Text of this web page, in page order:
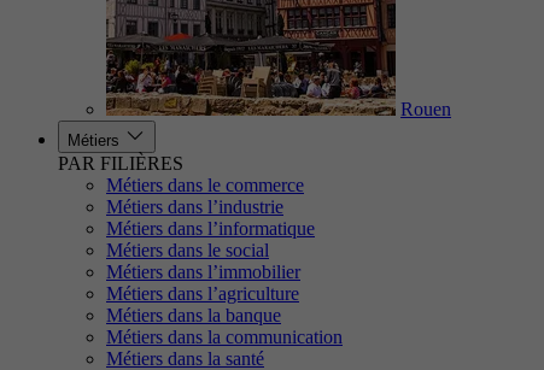
Rouen
Métiers
PAR FILIÈRES
Métiers dans le commerce
Métiers dans l’industrie
Métiers dans l’informatique
Métiers dans le social
Métiers dans l’immobilier
Métiers dans l’agriculture
Métiers dans la banque
Métiers dans la communication
Métiers dans la santé